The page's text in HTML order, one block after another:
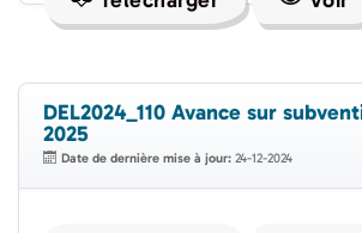
DEL2024_110 Avance sur
2025
Date de dernière mise à jour: 24-12-2024